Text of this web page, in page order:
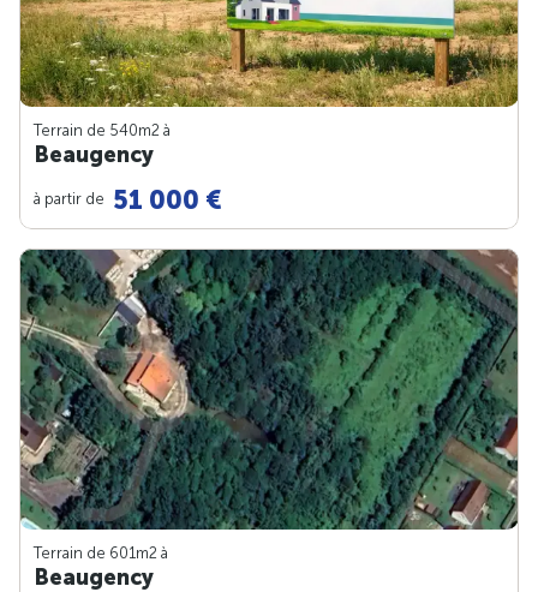
Terrain de 540m2 à
Beaugency
à partir de 51 000 €
Terrain de 601m2 à
Beaugency